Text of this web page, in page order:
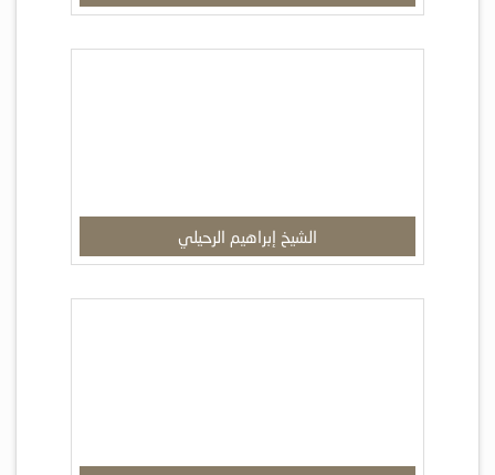
الشيخ إبراهيم الرحيلي